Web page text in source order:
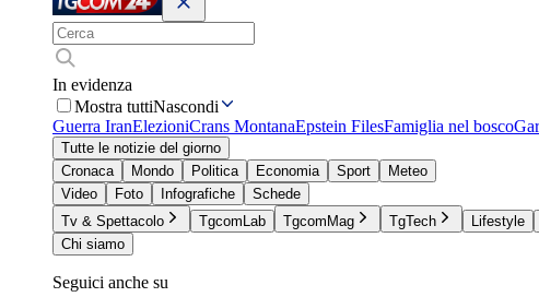
In evidenza
Mostra tuttiNascondi
Guerra IranElezioniCrans MontanaEpstein FilesFamiglia nel bosco
Tutte le notizie del giorno
Cronaca
Mondo Politica Economia Sport
Meteo
Video
Foto Infografiche
Schede
Tv & Spettacolo
TgcomLab TgcomMag TgTech Lifestyle
Chi siamo
Seguici anche su